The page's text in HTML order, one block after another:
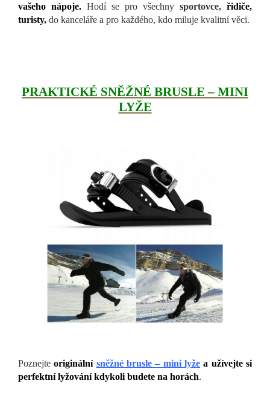
vašeho nápoje. Hodí se pro všechny sportovce, řidiče,
turisty, do kanceláře a pro každého, kdo miluje kvalitní věci.
PRAKTICKÉ SNĚŽNÉ BRUSLE – MINI
LYŽE
Poznejte originální sněžné brusle – mini lyže a užívejte si
perfektní lyžování kdykoli budete na horách.